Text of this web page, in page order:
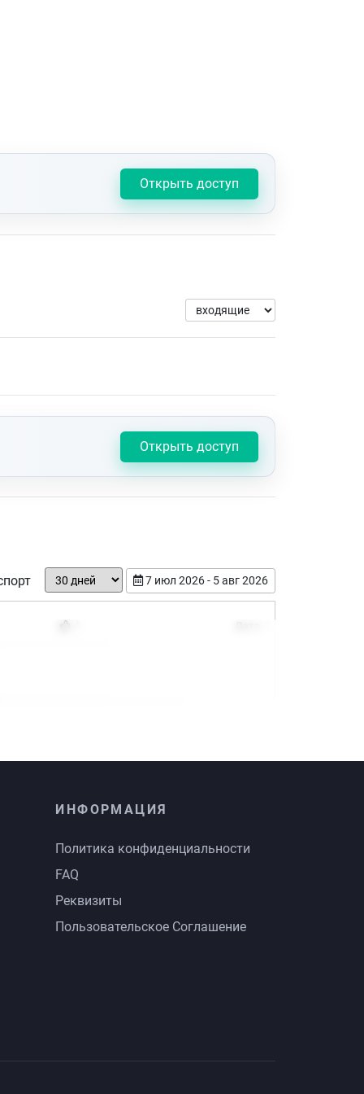
Открыть доступ
Открыть доступ
7 июл 2026 - 5 авг 2026
ИНФОРМАЦИЯ
Политика конфиденциальности
FAQ
Реквизиты
Пользовательское Соглашение